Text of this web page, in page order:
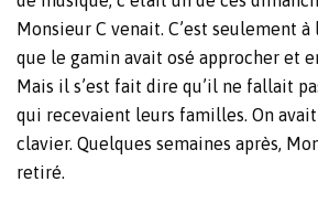
Monsieur C venait. C’est seulement
que le gamin avait osé approcher et
Mais il s’est fait dire qu’il ne fallait
qui recevaient leurs familles. On
clavier. Quelques semaines après,
retiré.